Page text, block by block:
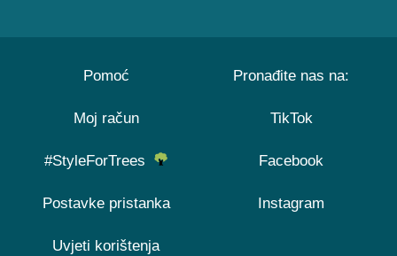
Pomoć
Moj račun
#StyleForTrees
Postavke pristanka
Uvjeti korištenja
Pronađite nas na:
TikTok
Facebook
Instagram